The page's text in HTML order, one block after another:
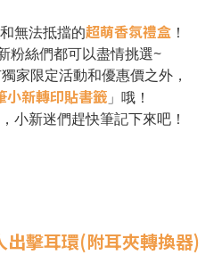
和無法抵擋的超萌香氛禮盒 ！
粉絲們都可以盡情挑選~
家限定活動和優惠價之外，
小新轉印貼書籤 」哦！
小新迷們趕快筆記下來吧！
出擊耳環(附耳夾轉換器)